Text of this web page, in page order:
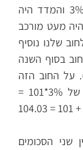
אם לקחנו הלוואה צמודה למדד בריבית 3% והמדד היה
מעט מורכב
חשבון: לחוב שלנו נוסיף
בסוף השנה
101 שקלים (100 שקלים + 1%*100). על החוב הזה
נשלם ריבית של 3% כלומר נשלם ריבית של 3%*101 =
של 3 אגורות בין שני הסכומים